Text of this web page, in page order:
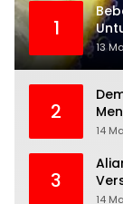
1
13
2
14
3
14